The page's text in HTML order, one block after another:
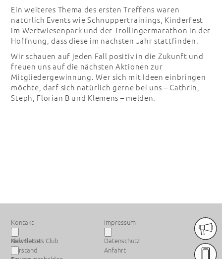
Ein weiteres Thema des ersten Treffens waren
natürlich Events wie Schnuppertrainings, Kinderfest
im Wertwiesenpark und der Trollingermarathon in der
Hoffnung, dass diese im nächsten Jahr stattfinden.
Wir schauen auf jeden Fall positiv in die Zukunft und
freuen uns auf die nächsten Aktionen zur
Mitgliedergewinnung. Wer sich mit Ideen einbringen
möchte, darf sich natürlich gerne bei uns – Cathrin,
Steph, Florian B und Klemens – melden.
Kontakt
Newsletter
Vorstand
Impressum
Datenschutz
Anfahrt
Kids Sports Club